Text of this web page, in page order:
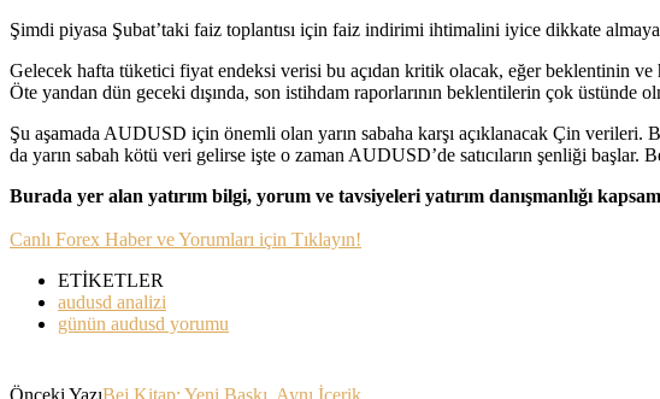
Şimdi piyasa Şubat’taki faiz toplantısı için faiz indirimi ihtimalini iyice dikkate
Gelecek hafta tüketici fiyat endeksi verisi bu açıdan kritik olacak, eğer beklentinin
Öte yandan dün geceki dışında, son istihdam raporlarının beklentilerin çok
Şu aşamada AUDUSD için önemli olan yarın sabaha karşı açıklanacak Çin
da yarın sabah kötü veri gelirse işte o zaman AUDUSD’de satıcıların şenliği
Burada yer alan yatırım bilgi, yorum ve tavsiyeleri yatırım danışmanlığı
Canlı Forex Haber ve Yorumları için Tıklayın!
ETİKETLER
audusd analizi
günün audusd yorumu
Önceki YazıBej Kitap: Yeni Baskı, Aynı İçerik…